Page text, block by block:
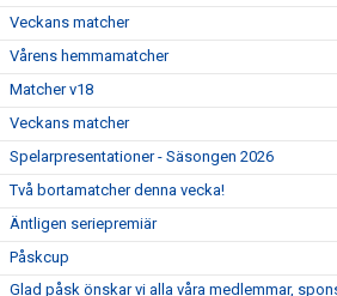
Veckans matcher
Vårens hemmamatcher
Matcher v18
Veckans matcher
Spelarpresentationer - Säsongen 2026
Två bortamatcher denna vecka!
Äntligen seriepremiär
Påskcup
Glad påsk önskar vi alla våra medlemmar,